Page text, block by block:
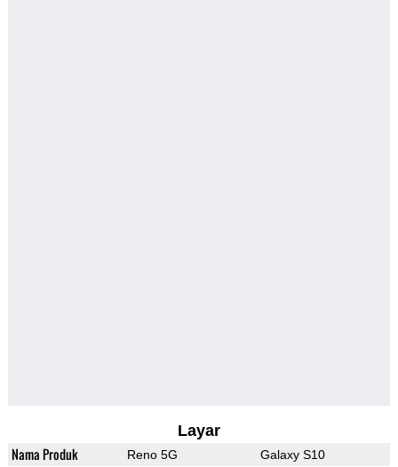
Layar
Nama Produk Reno 5G Galaxy S10